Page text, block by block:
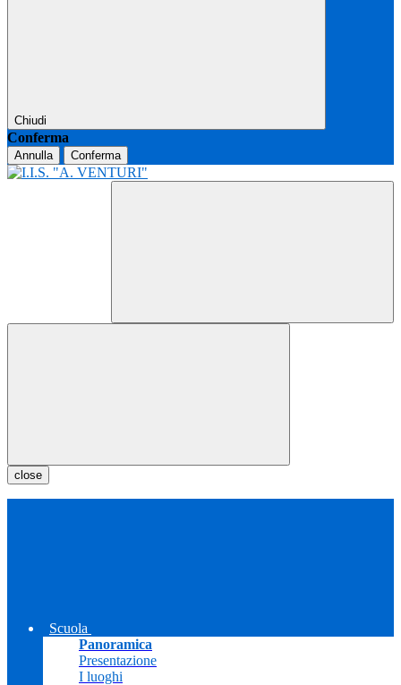
Chiudi
Conferma
Annulla Conferma
close
Scuola
Panoramica
Presentazione
I luoghi